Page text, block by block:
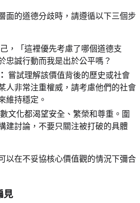
面的道德分歧時，請遵循以下三個步
，「這裡優先考慮了哪個道德支
忠誠行動而我是出於公平嗎？
嘗試理解該價值背後的歷史或社會
人非常注重權威，請考慮他們的社會
維持穩定。
文化都渴望安全、繁榮和尊重。圍
建討論，不要只關注被打破的具體
以在不妥協核心價值觀的情況下彌合
見